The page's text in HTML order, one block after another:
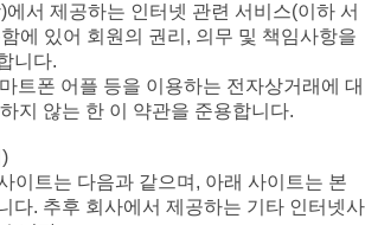
에서 제공하는 인터넷 관련 서비스(이하 서
에 있어 회원의 권리, 의무 및 책임사항을
니다.
트폰 어플 등을 이용하는 전자상거래에 대
지 않는 한 이 약관을 준용합니다.
이트는 다음과 같으며, 아래 사이트는 본
다. 추후 회사에서 제공하는 기타 인터넷사